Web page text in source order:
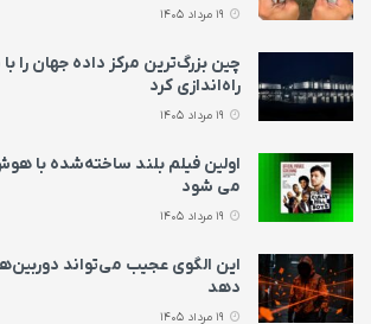
راه‌اندازی کرد
اولین فیلم بلند ساخته‌شده با
می‌ شود
این الگوی عجیب می‌تواند
دهد